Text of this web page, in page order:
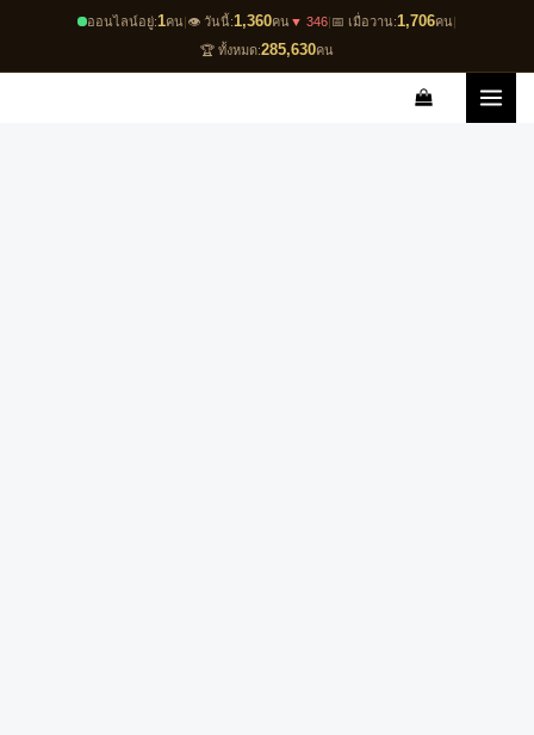
ออนไลน์อยู่:1คน|👁️ วันนี้:1,360คน▼ 346|📅 เมื่อวาน:1,706คน|
🏆 ทั้งหมด:285,630คน
content